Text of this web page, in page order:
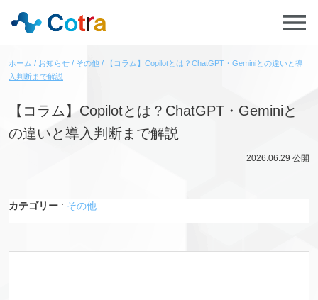
ホーム お知らせ その他
【コラム】Copilotとは？ChatGPT・Geminiとの違いと導
入判断まで解説
【コラム】Copilotとは？ChatGPT・Geminiと
の違いと導入判断まで解説
2026.06.29 公開
カテゴリー : その他